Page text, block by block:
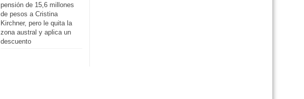
pensión de 15,6 millones
de pesos a Cristina
Kirchner, pero le quita la
zona austral y aplica un
descuento